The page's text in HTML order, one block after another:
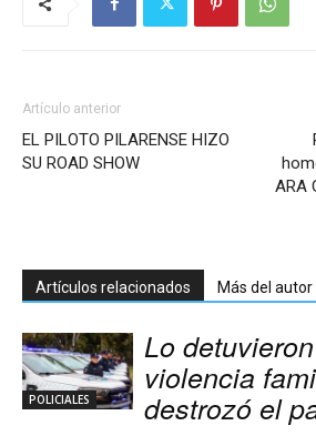
Artículo anterior
EL PILOTO PILARENSE HIZO
SU ROAD SHOW
ARA
Artículos relacionados Más del autor
POLICIALES
Lo
violencia
destrozó el